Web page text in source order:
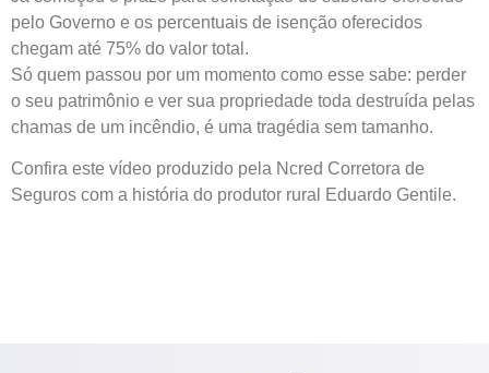
pelo Governo e os percentuais de isenção oferecidos
chegam até 75% do valor total.
Só quem passou por um momento como esse sabe: perder
o seu patrimônio e ver sua propriedade toda destruída pelas
chamas de um incêndio, é uma tragédia sem tamanho.
Confira este vídeo produzido pela Ncred Corretora de
Seguros com a história do produtor rural Eduardo Gentile.